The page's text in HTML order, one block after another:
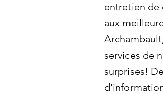
entretien de
aux
services de
surprises!